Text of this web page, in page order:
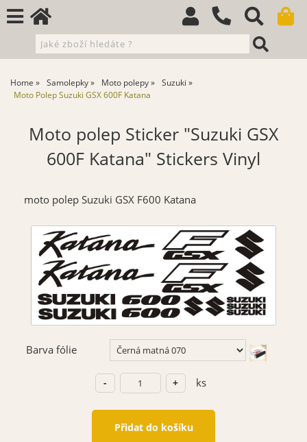
Home Samolepky Moto polepy
Suzuki
Moto Polep Suzuki GSX 600F Katana
Moto polep Sticker "Suzuki GSX
600F Katana" Stickers Vinyl
moto polep Suzuki GSX F600 Katana
Barva fólie
ks